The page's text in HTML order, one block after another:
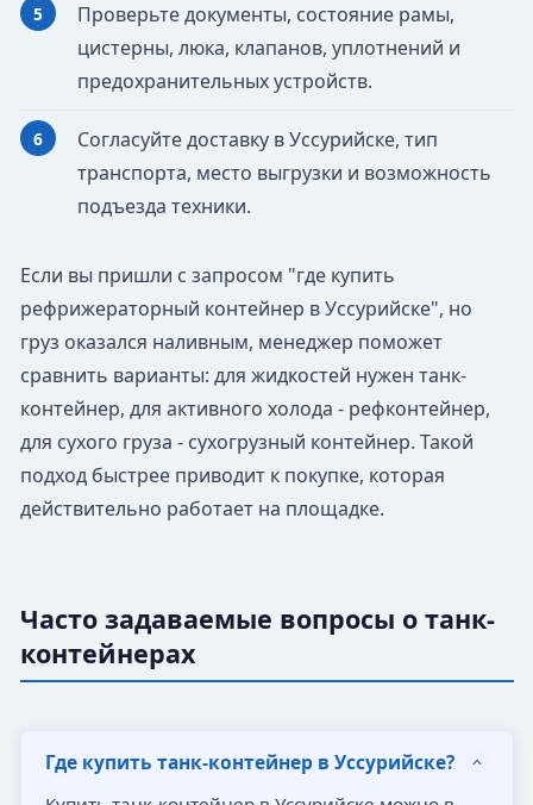
Проверьте документы, состояние рамы,
цистерны, люка, клапанов, уплотнений и
предохранительных устройств.
Согласуйте доставку в Уссурийске, тип
транспорта, место выгрузки и возможность
подъезда техники.
Если вы пришли с запросом "где купить
рефрижераторный контейнер в Уссурийске", но
груз оказался наливным, менеджер поможет
сравнить варианты: для жидкостей нужен танк-
контейнер, для активного холода - рефконтейнер,
для сухого груза - сухогрузный контейнер. Такой
подход быстрее приводит к покупке, которая
действительно работает на площадке.
Часто задаваемые вопросы о танк-
контейнерах
Где купить танк-контейнер в Уссурийске?